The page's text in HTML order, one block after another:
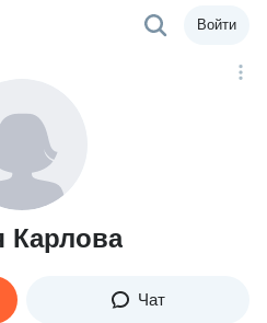
Войти
Карлова
Чат